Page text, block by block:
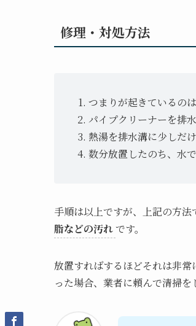
修理・対処方法
つまりが起きているの
パイプクリーナーを排
熱湯を排水溝に少しだ
数分放置したのち、水
手順は以上ですが、上記の方法
脂などの汚れです。
放置すればするほどそれは非
った場合、業者に頼んで清掃を